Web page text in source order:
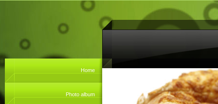
Home
Photo album